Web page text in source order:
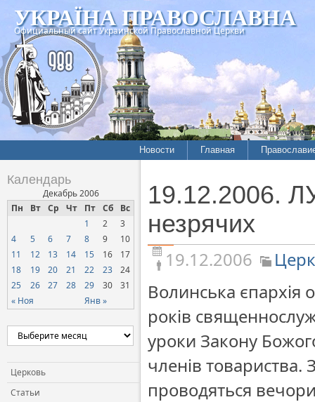
УКРАЇНА ПРАВОСЛАВНА
Официальный сайт Украинской Православной Церкви
Новости
Межконфессиональные
отношения
Нарушения прав
верующих
Официальная хроника
СОЦИАЛЬНОЕ
СЛУЖЕНИЕ
Церковь и власть
Церковь и общество
Церковь и СМИ
Главная
История
Календарь
Декабрь 2006
Пн
Вт Ср Чт Пт Сб Вс
« Ноя Янв »
1 2
3
4
5 6 7 8 9
10
11
12 13 14 15 16
17
18
19 20 21 22 23
24
25
26 27 28 29 30 31
Церковь
Статьи
19.12.2006.
незрячих
19.12.2006
Волинська єпархія
років
уроки Закону
членів товариства.
проводяться